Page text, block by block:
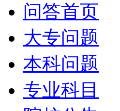
问答首页
大专问题
本科问题
专业科目